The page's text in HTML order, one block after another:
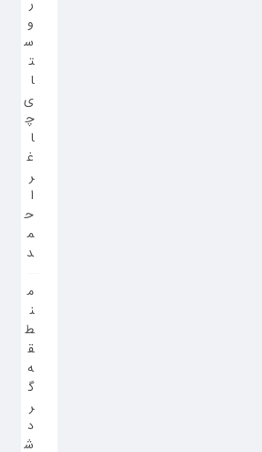
ر
و
س
ت
ا
ی
چ
ا
غ
ر
ا
ح
م
د
م
ن
ط
ق
ه
گ
ر
د
ش